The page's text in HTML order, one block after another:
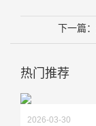
下一篇：
热门推荐
2026-03-30